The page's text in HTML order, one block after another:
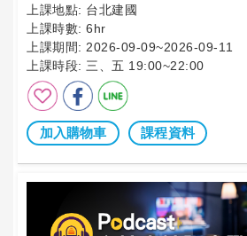
上課地點: 台北建國
上課時數: 6hr
上課期間: 2026-09-09~2026-09-11
上課時段: 三、五 19:00~22:00
加入購物車 課程資料